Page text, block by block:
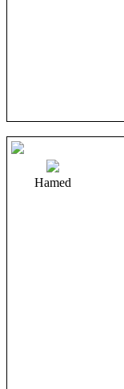
Hamed